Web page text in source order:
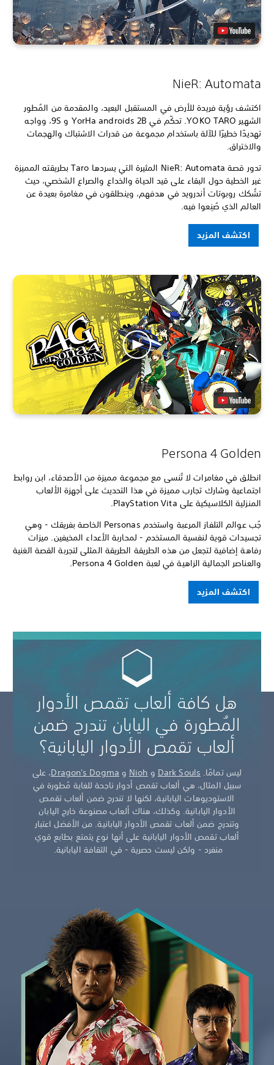
NieR: Automata
اكتشف رؤية فريدة للأرض في المستقبل البعيد، والمقدمة من المُطور
الشهير YOKO TARO. تحكّم في YorHa androids 2B و 9S، وواجه
تهديدًا خطيرًا للآلة باستخدام مجموعة من قدرات الاشتباك والهجمات
والاختراق.
تدور قصة NieR: Automata المثيرة التي يسردها Taro بطريقته المميزة
غير الخطية حول البقاء على قيد الحياة والخداع والصراع الشخصي، حيث
تشُكك روبوتات أندرويد في هدفهم، وينطلقون في مغامرة بعيدة عن
العالم الذي صُنِعوا فيه.
اكتشف المزيد
Persona 4 Golden
انطلق في مغامرات لا تُنسى مع مجموعة مميزة من الأصدقاء، ابن روابط
اجتماعية وشارك تجارب مميزة في هذا التحديث على أجهزة الألعاب
المنزلية الكلاسيكية على PlayStation Vita.
جُب عوالم التلفاز المرعبة واستخدم Personas الخاصة بفريقك - وهي
تجسيدات قوية لنفسية المستخدم - لمحاربة الأعداء المخيفين. ميزات
رفاهة إضافية لتجعل من هذه الطريقة الطريقة المثلى لتجربة القصة الغنية
والعناصر الجمالية الزاهية في لعبة Persona 4 Golden.
اكتشف المزيد
هل كافة ألعاب تقمص الأدوار
المُطورة في اليابان تندرج ضمن
ألعاب تقمص الأدوار اليابانية؟
ليس تمامًا. Dark Souls و Nioh و Dragon's Dogma، على
سبيل المثال، هي ألعاب تقمص أدوار ناجحة للغاية مُطورة في
الاستوديوهات اليابانية، لكنها لا تندرج ضمن ألعاب تقمص
الأدوار اليابانية. وكذلك، هناك ألعاب مصنوعة خارج اليابان
وتندرج ضمن ألعاب تقمص الأدوار اليابانية. من الأفضل اعتبار
ألعاب تقمص الأدوار اليابانية على أنها نوع يتمتع بطابع قوي
منفرد - ولكن ليست حصرية - في الثقافة اليابانية.